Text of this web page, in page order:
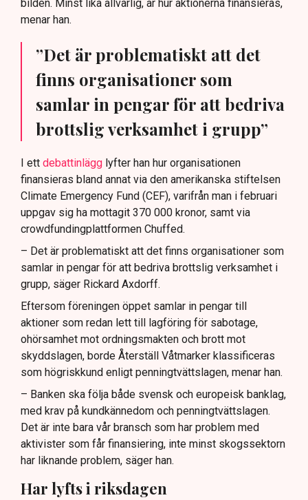
bilden. Minst lika allvarlig, är hur aktionerna finansieras,
menar han.
”Det är problematiskt att det
finns organisationer som
samlar in pengar för att bedriva
brottslig verksamhet i grupp”
I ett debattinlägg lyfter han hur organisationen
finansieras bland annat via den amerikanska stiftelsen
Climate Emergency Fund (CEF), varifrån man i februari
uppgav sig ha mottagit 370 000 kronor, samt via
crowdfundingplattformen Chuffed.
– Det är problematiskt att det finns organisationer som
samlar in pengar för att bedriva brottslig verksamhet i
grupp, säger Rickard Axdorff.
Eftersom föreningen öppet samlar in pengar till
aktioner som redan lett till lagföring för sabotage,
ohörsamhet mot ordningsmakten och brott mot
skyddslagen, borde Återställ Våtmarker klassificeras
som högriskkund enligt penningtvättslagen, menar han.
– Banken ska följa både svensk och europeisk banklag,
med krav på kundkännedom och penningtvättslagen.
Det är inte bara vår bransch som har problem med
aktivister som får finansiering, inte minst skogssektorn
har liknande problem, säger han.
Har lyfts i riksdagen